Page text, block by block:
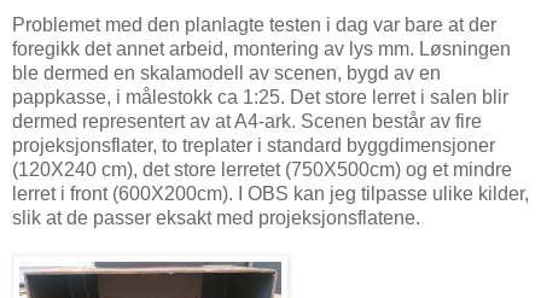
Problemet med den planlagte testen i dag var bare at der
foregikk det annet arbeid, montering av lys mm. Løsningen
ble dermed en skalamodell av scenen, bygd av en
pappkasse, i målestokk ca 1:25. Det store lerret i salen blir
dermed representert av at A4-ark. Scenen består av fire
projeksjonsflater, to treplater i standard byggdimensjoner
(120X240 cm), det store lerretet (750X500cm) og et mindre
lerret i front (600X200cm). I OBS kan jeg tilpasse ulike kilder,
slik at de passer eksakt med projeksjonsflatene.